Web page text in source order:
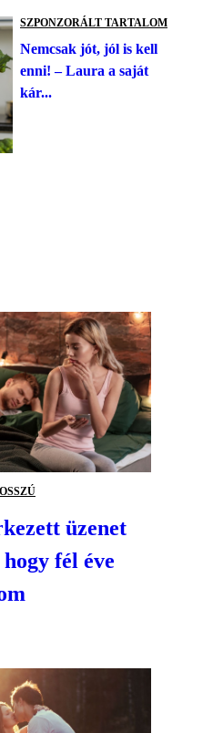
SZPONZORÁLT TARTALOM
Nemcsak jót, jól is kell
enni! – Laura a saját
kár...
üzenet
fél éve